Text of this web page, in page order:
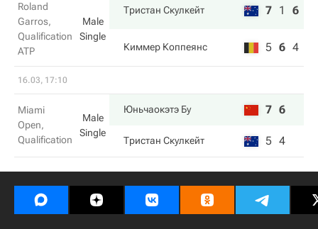
Roland
Garros,
Qualification
ATP
Male
Single
Тристан Скулкейт 7 1 6
Киммер Коппеянс 5 6 4
16.03, 17:10
Miami
Open,
Qualification
Male
Single
Юньчаокэтэ Бу 7 6
Тристан Скулкейт 5 4